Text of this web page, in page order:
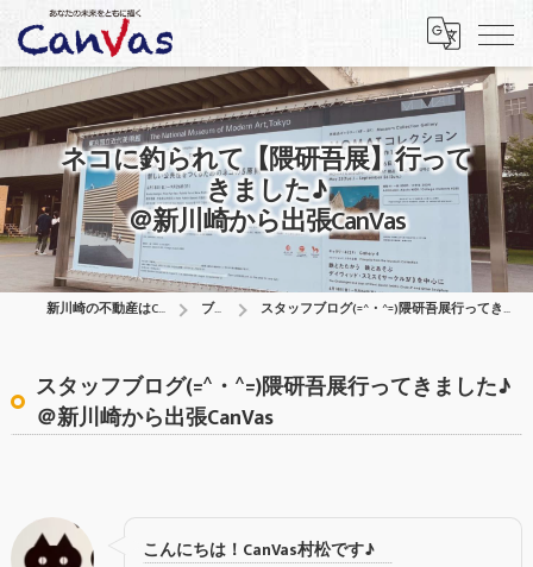
ネコに釣られて【隈研吾展】行って
きました♪
＠新川崎から出張CanVas
新川崎の不動産はCanVas合同会社 ブログ スタッフブログ(=^・^=)隈研吾展行ってきました♪＠新川崎から出張CanVas
スタッフブログ(=^・^=)隈研吾展行ってきました♪
＠新川崎から出張CanVas
こんにちは！CanVas村松です♪